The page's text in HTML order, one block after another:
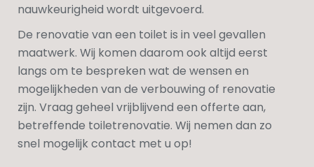
nauwkeurigheid wordt uitgevoerd.
De renovatie van een toilet is in veel gevallen
maatwerk. Wij komen daarom ook altijd eerst
langs om te bespreken wat de wensen en
mogelijkheden van de verbouwing of renovatie
zijn. Vraag geheel vrijblijvend een offerte aan,
betreffende toiletrenovatie. Wij nemen dan zo
snel mogelijk contact met u op!